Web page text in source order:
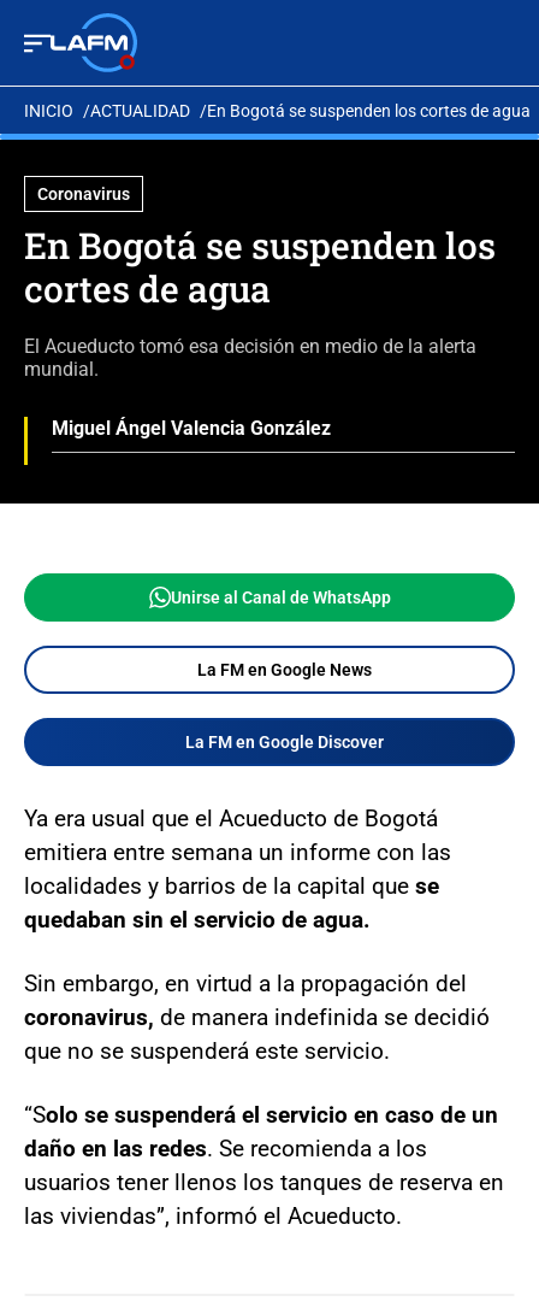
INICIO ACTUALIDAD En Bogotá se suspenden los cortes de agua
Coronavirus
En Bogotá se suspenden los
cortes de agua
El Acueducto tomó esa decisión en medio de la alerta
mundial.
Miguel Ángel Valencia González
Unirse al Canal de WhatsApp
La FM en Google News
La FM en Google Discover
Ya era usual que el Acueducto de Bogotá
emitiera entre semana un informe con las
localidades y barrios de la capital que se
quedaban sin el servicio de agua.
Sin embargo, en virtud a la propagación del
coronavirus, de manera indefinida se decidió
que no se suspenderá este servicio.
“Solo se suspenderá el servicio en caso de un
daño en las redes. Se recomienda a los
usuarios tener llenos los tanques de reserva en
las viviendas”, informó el Acueducto.